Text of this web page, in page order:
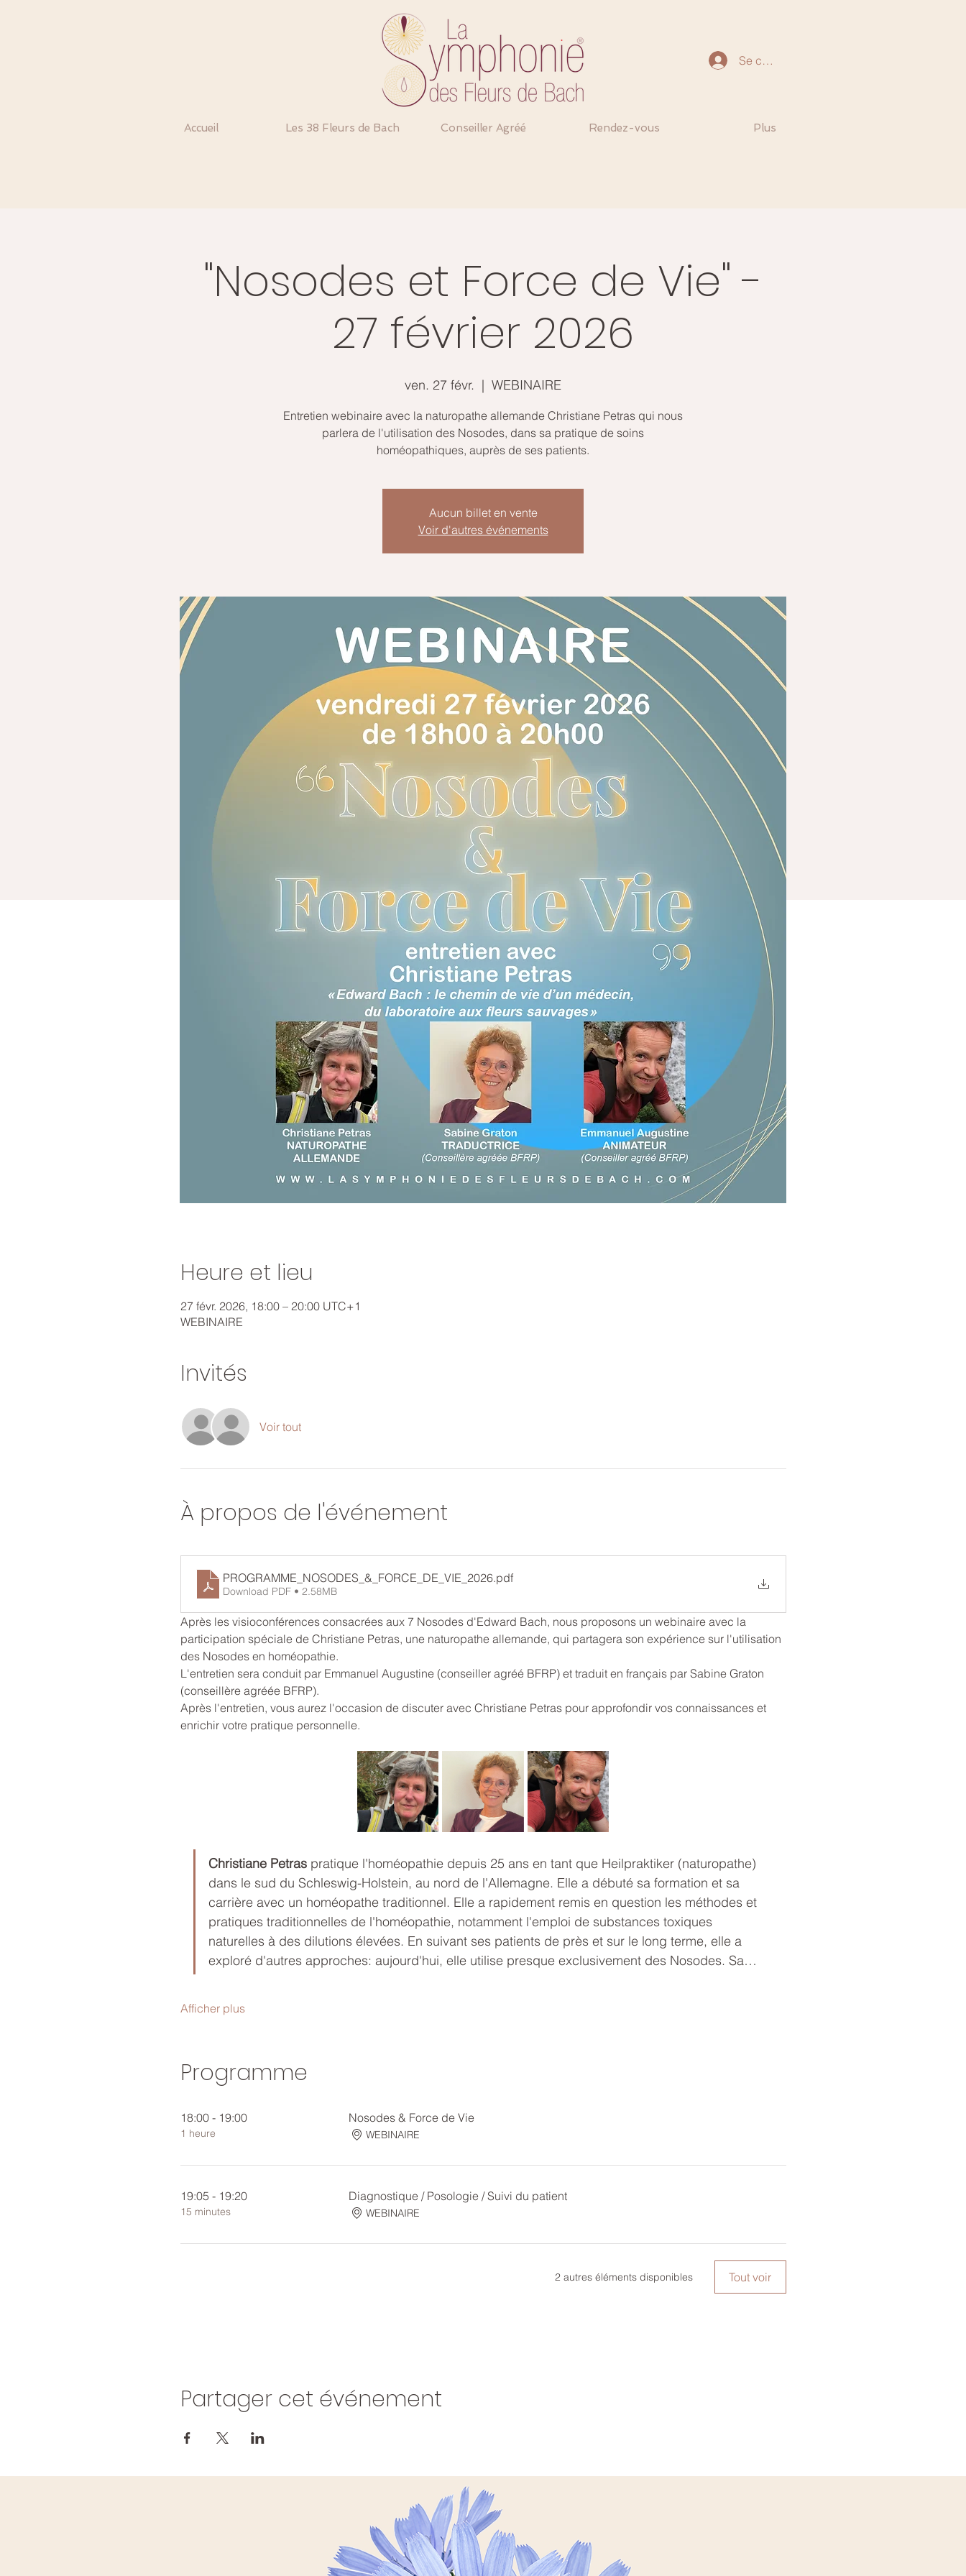
Se connecter
Accueil Les 38 Fleurs de Bach Conseiller Agréé Rendez-vous Plus
"Nosodes et Force de Vie" -
27 février 2026
ven. 27 févr.
  |
WEBINAIRE
Entretien webinaire avec la naturopathe allemande Christiane Petras qui nous
parlera de l'utilisation des Nosodes, dans sa pratique de soins
homéopathiques, auprès de ses patients.
Aucun billet en vente
Voir d'autres événements
Heure et lieu
27 févr. 2026, 18:00 – 20:00 UTC+1
WEBINAIRE
Invités
Voir tout
À propos de l'événement
PROGRAMME_NOSODES_&_FORCE_DE_VIE_2026.pdf
Download PDF • 2.58MB
Après les visioconférences consacrées aux 7 Nosodes d'Edward Bach, nous proposons un webinaire avec la
participation spéciale de Christiane Petras, une naturopathe allemande, qui partagera son expérience sur l'utilisation
des Nosodes en homéopathie.
L'entretien sera conduit par Emmanuel Augustine (conseiller agréé BFRP) et traduit en français par Sabine Graton
(conseillère agréée BFRP).
Après l'entretien, vous aurez l'occasion de discuter avec Christiane Petras pour approfondir vos connaissances et
enrichir votre pratique personnelle.
Christiane Petras pratique l'homéopathie depuis 25 ans en tant que Heilpraktiker (naturopathe)
dans le sud du Schleswig-Holstein, au nord de l'Allemagne. Elle a débuté sa formation et sa
carrière avec un homéopathe traditionnel. Elle a rapidement remis en question les méthodes et
pratiques traditionnelles de l'homéopathie, notamment l'emploi de substances toxiques
naturelles à des dilutions élevées. En suivant ses patients de près et sur le long terme, elle a
exploré d'autres approches: aujourd'hui, elle utilise presque exclusivement des Nosodes. Sa…
Afficher plus
Programme
18:00 - 19:00
1 heure
Nosodes & Force de Vie
WEBINAIRE
19:05 - 19:20
15 minutes
Diagnostique / Posologie / Suivi du patient
WEBINAIRE
2 autres éléments disponibles Tout voir
Partager cet événement